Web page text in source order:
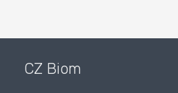
CZ Biom